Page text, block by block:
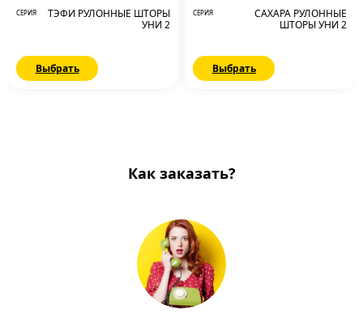
СЕРИЯ
ТЭФИ РУЛОННЫЕ ШТОРЫ
УНИ 2
Выбрать
СЕРИЯ
САХАРА РУЛОННЫЕ
ШТОРЫ УНИ 2
Выбрать
Как заказать?